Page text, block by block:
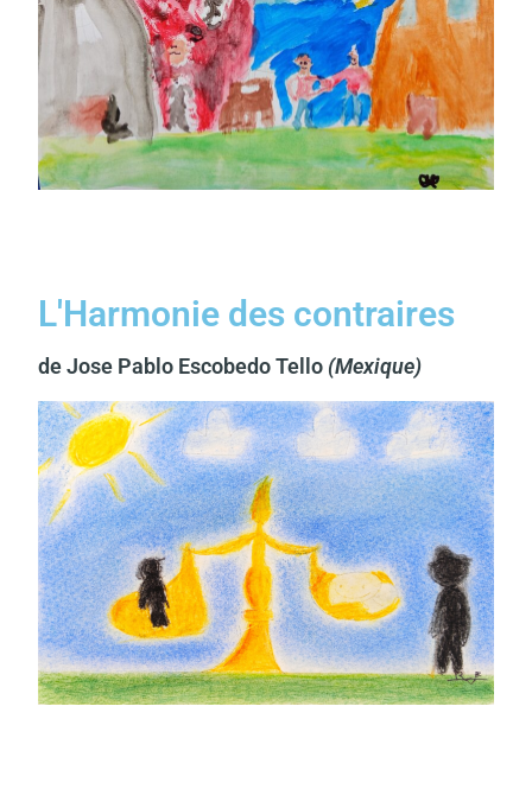
L'Harmonie des contraires
de Jose Pablo Escobedo Tello (Mexique)